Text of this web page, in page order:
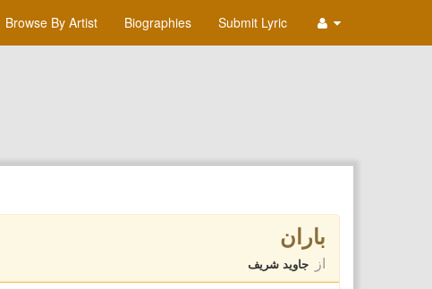
Browse By Artist Biographies Submit Lyric
باران
از جاوید شریف